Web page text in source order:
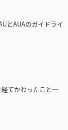
とAUAのガイドライ
経てかわったこと─